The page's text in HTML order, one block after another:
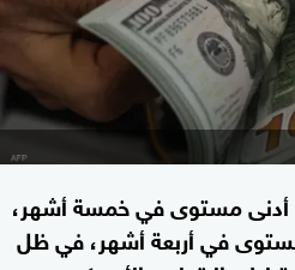
إلى أدنى مستوى في خمسة أشهر،
في أربعة أشهر، في ظل